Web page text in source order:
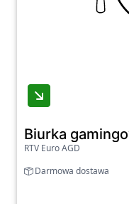
Biurka
RTV Euro AGD
Darmowa dostawa